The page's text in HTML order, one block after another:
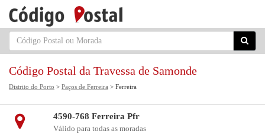
Código Postal da Travessa de Samonde
Distrito do Porto > Paços de Ferreira > Ferreira
4590-768 Ferreira Pfr
Válido para todas as moradas